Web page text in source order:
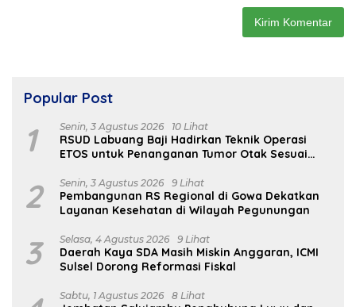
Popular Post
1 Senin, 3 Agustus 2026 10 Lihat
RSUD Labuang Baji Hadirkan Teknik Operasi
ETOS untuk Penanganan Tumor Otak Sesuai
2 Senin, 3 Agustus 2026 9 Lihat
Pembangunan RS Regional di Gowa Dekatkan
Layanan Kesehatan di Wilayah Pegunungan
3 Selasa, 4 Agustus 2026 9 Lihat
Daerah Kaya SDA Masih Miskin Anggaran, ICMI
Sulsel Dorong Reformasi Fiskal
Sabtu, 1 Agustus 2026 8 Lihat